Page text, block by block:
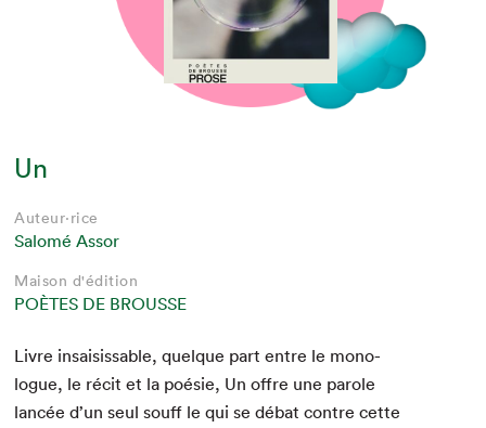
Un
Auteur·rice
Salomé Assor
Maison d'édition
POÈTES DE BROUSSE
Livre insai­siss­able, quelque part entre le mono­
logue, le réc­it et la poésie, Un offre une parole
lancée d’un seul souff le qui se débat con­tre cette